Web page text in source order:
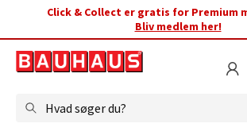
Click & Collect er gratis for Premium
Bliv medlem her!
Hvad søger du?